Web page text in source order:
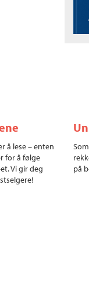
å lese – enten
for å følge
Vi gir deg
på